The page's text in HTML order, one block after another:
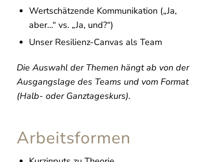
Wertschätzende Kommunikation („Ja,
aber…“ vs. „Ja, und?“)
Unser Resilienz-Canvas als Team
Die Auswahl der Themen hängt ab von der
Ausgangslage des Teams und vom Format
(Halb- oder Ganztageskurs).
Arbeitsformen